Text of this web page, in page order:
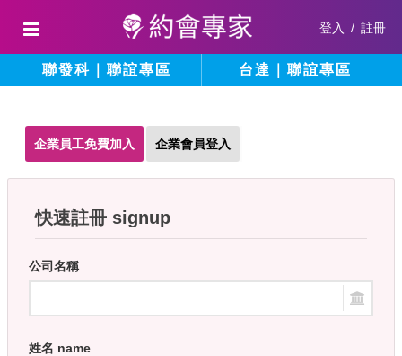
登入 / 註冊
聯發科｜聯誼專區 台達｜聯誼專區
企業員工免費加入 企業會員登入
快速註冊 signup
公司名稱
姓名 name